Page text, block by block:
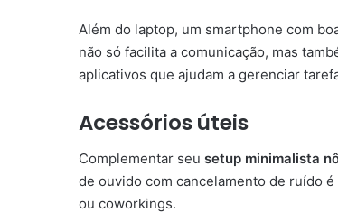
Além do laptop, um smartphone com
não só facilita a comunicação, mas
aplicativos que ajudam a gerenciar
Acessórios úteis
Complementar seu setup minimalista
de ouvido com cancelamento de ruído
ou coworkings.